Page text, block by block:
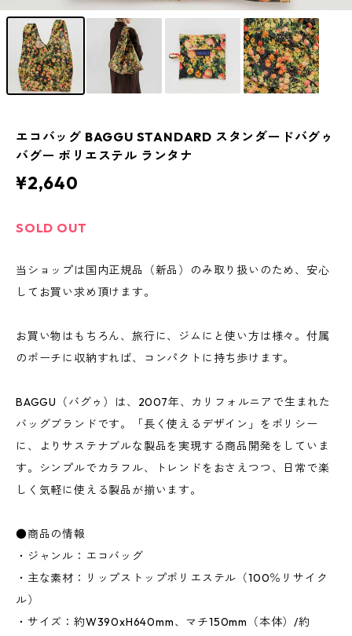
エコバッグ BAGGU STANDARD スタンダードバグゥ
バグー ポリエステル ランタナ
¥2,640
SOLD OUT
当ショップは国内正規品（新品）のみ取り扱いのため、安心
してお買い求め頂けます。
お買い物はもちろん、旅行に、ジムにと使い方は様々。付属
のポーチに収納すれば、コンパクトに持ち歩けます。
BAGGU（バグゥ）は、2007年、カリフォルニアで生まれた
バッグブランドです。「長く使えるデザイン」をポリシー
に、よりサステナブルな製品を実現する商品開発をしていま
す。シンプルでカラフル、トレンドをおさえつつ、日常で楽
しく気軽に使える製品が揃います。
●商品の情報
・ジャンル：エコバッグ
・主な素材：リップストップポリエステル（100％リサイク
ル）
・サイズ：約W390xH640mm、マチ150mm（本体）/約